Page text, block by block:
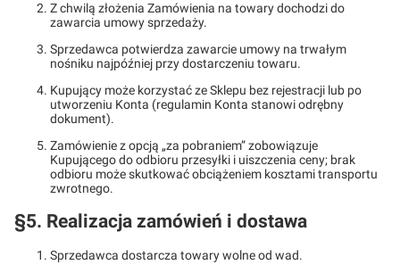
Z chwilą złożenia Zamówienia na towary dochodzi do
zawarcia umowy sprzedaży.
Sprzedawca potwierdza zawarcie umowy na trwałym
nośniku najpóźniej przy dostarczeniu towaru.
Kupujący może korzystać ze Sklepu bez rejestracji lub po
utworzeniu Konta (regulamin Konta stanowi odrębny
dokument).
Zamówienie z opcją „za pobraniem” zobowiązuje
Kupującego do odbioru przesyłki i uiszczenia ceny; brak
odbioru może skutkować obciążeniem kosztami transportu
zwrotnego.
§5. Realizacja zamówień i dostawa
Sprzedawca dostarcza towary wolne od wad.